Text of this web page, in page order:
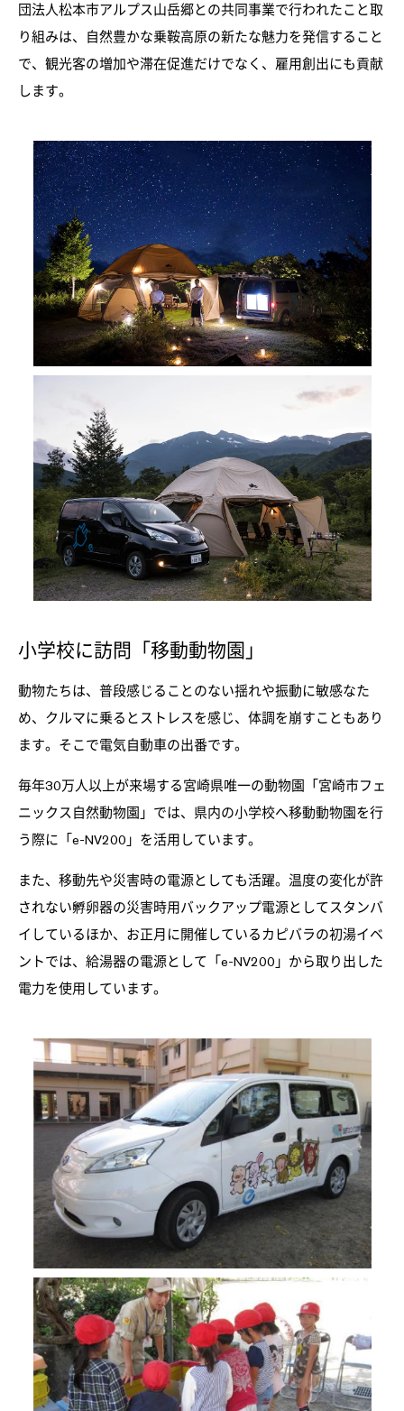
団法人松本市アルプス山岳郷との共同事業で行われたこと取
り組みは、自然豊かな乗鞍高原の新たな魅力を発信すること
で、観光客の増加や滞在促進だけでなく、雇用創出にも貢献
します。
小学校に訪問「移動動物園」
動物たちは、普段感じることのない揺れや振動に敏感なた
め、クルマに乗るとストレスを感じ、体調を崩すこともあり
ます。そこで電気自動車の出番です。
毎年30万人以上が来場する宮崎県唯一の動物園「宮崎市フェ
ニックス自然動物園」では、県内の小学校へ移動動物園を行
う際に「e-NV200」を活用しています。
また、移動先や災害時の電源としても活躍。温度の変化が許
されない孵卵器の災害時用バックアップ電源としてスタンバ
イしているほか、お正月に開催しているカピバラの初湯イベ
ントでは、給湯器の電源として「e-NV200」から取り出した
電力を使用しています。